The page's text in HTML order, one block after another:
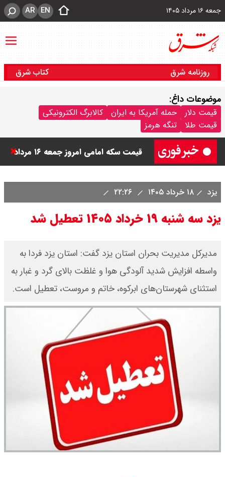
جمعه ۱۶ مرداد ۱۴۰۵ EN
AR
روزنامه شرق کتاب شرق
موضوعات داغ:
قیمت دلار حمله آمریکا به ایران
کالابرگ الکترونیکی
قیمت طلا
تنگه هرمز ۱۴۰۵ اعلام شد + جدول
قیمت سکه امامی امروز جمعه ۱۶ مرداد
۱۴۰۵/ صعود طلا ادامه‌دار شد
۱۴۰۵ اعلام شد/ طلا بر مدار صعود
یزد ۱۸ خرداد ۱۴۰۵
یزد سه شنبه ۱۹ خرداد ۱۴۰۵ تعطیل شد
مدیرکل مدیریت بحران استان یزد گفت: استان یزد فردا به
واسطه افزایش شدید آلودگی هوا و غلظت بالای گرد و غبار به
استثنای شهرستان‌های ابرکوه، خاتم و مروست، تعطیل است.